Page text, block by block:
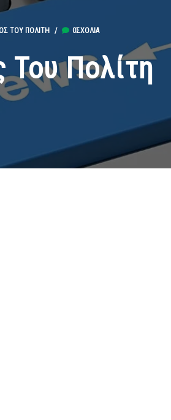
ΤΟΥ ΠΟΛΊΤΗ / 0ΣΧΌΛΙΑ
Του Πολίτη